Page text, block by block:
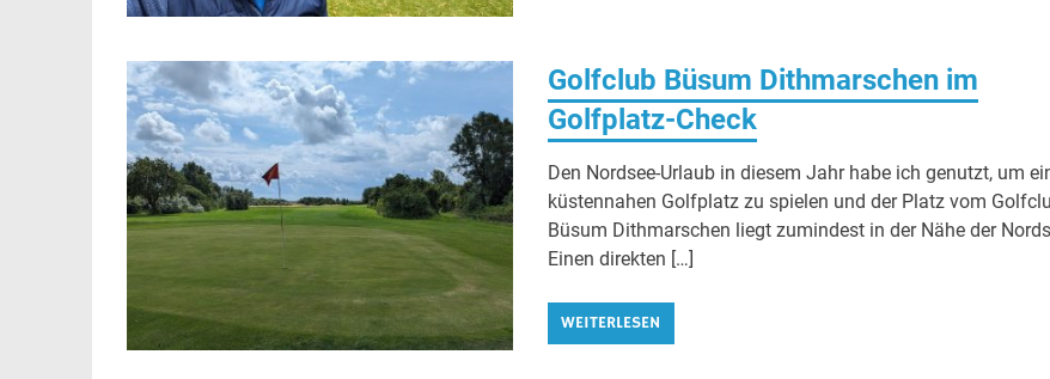
Golfclub Büsum Dithmarschen im
Golfplatz-Check
Den Nordsee-Urlaub in diesem Jahr habe ich genutzt, um
küstennahen Golfplatz zu spielen und der Platz vom
Büsum Dithmarschen liegt zumindest in der Nähe der
Einen direkten […]
WEITERLESEN